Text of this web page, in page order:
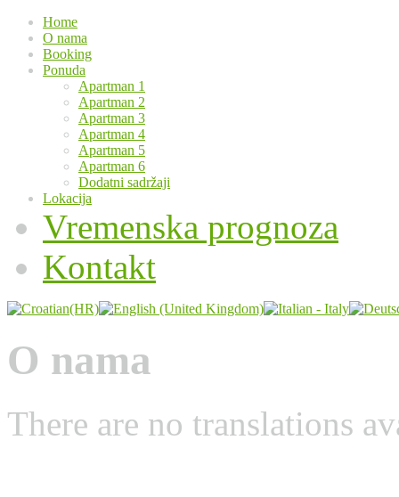
Home
O nama
Booking
Ponuda
Apartman 1
Apartman 2
Apartman 3
Apartman 4
Apartman 5
Apartman 6
Dodatni sadržaji
Lokacija
Vremenska prognoza
Kontakt
O nama
There are no translations